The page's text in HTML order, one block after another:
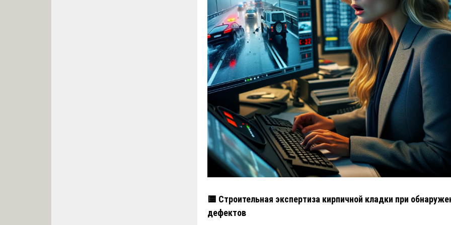
🟨 Строительная экспертиза кирпичной кладки при
дефектов